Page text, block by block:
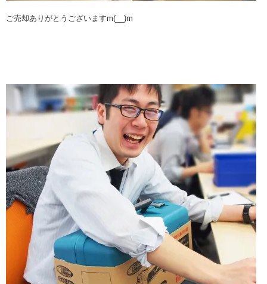
ご売却ありがとうございますm(__)m